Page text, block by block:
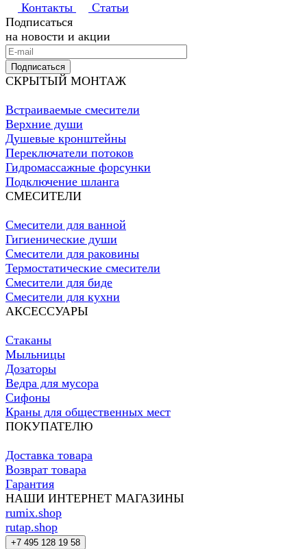
Контакты
Статьи
Подписаться
на новости и акции
Подписаться
СКРЫТЫЙ МОНТАЖ
Встраиваемые смесители
Верхние души
Душевые кронштейны
Переключатели потоков
Гидромассажные форсунки
Подключение шланга
СМЕСИТЕЛИ
Смесители для ванной
Гигиенические души
Смесители для раковины
Термостатические смесители
Смесители для биде
Смесители для кухни
АКСЕССУАРЫ
Стаканы
Мыльницы
Дозаторы
Ведра для мусора
Сифоны
Краны для общественных мест
ПОКУПАТЕЛЮ
Доставка товара
Возврат товара
Гарантия
НАШИ ИНТЕРНЕТ МАГАЗИНЫ
rumix.shop
rutap.shop
+7 495 128 19 58